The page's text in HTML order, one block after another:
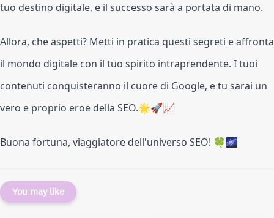
tuo destino digitale, e il successo sarà a portata di mano.
Allora, che aspetti? Metti in pratica questi segreti e affronta
il mondo digitale con il tuo spirito intraprendente. I tuoi
contenuti conquisteranno il cuore di Google, e tu sarai un
vero e proprio eroe della SEO.🌟🚀📈
Buona fortuna, viaggiatore dell'universo SEO! 🍀🌌
You may like